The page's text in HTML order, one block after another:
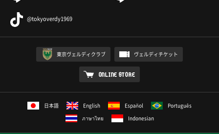
@tokyoverdy1969
東京ヴェルディクラブ ヴェルディチケット
ONLINE STORE
日本語 English Español
Português
ภาษาไทย
Indonesian